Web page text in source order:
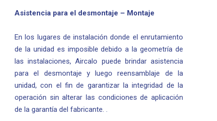
Asistencia para el desmontaje – Montaje
En los lugares de instalación donde el enrutamiento
de la unidad es imposible debido a la geometría de
las instalaciones, Aircalo puede brindar asistencia
para el desmontaje y luego reensamblaje de la
unidad, con el fin de garantizar la integridad de la
operación sin alterar las condiciones de aplicación
de la garantía del fabricante. .